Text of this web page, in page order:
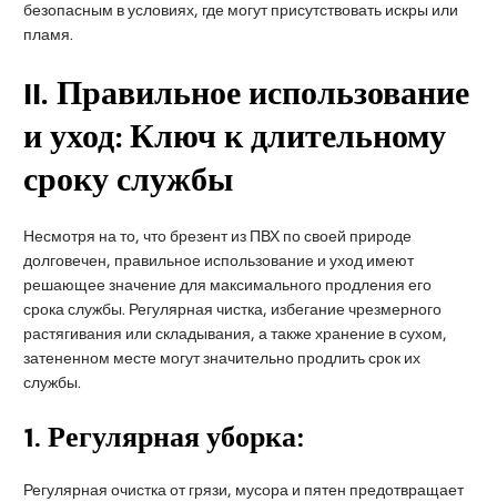
безопасным в условиях, где могут присутствовать искры или
пламя.
II. Правильное использование
и уход: Ключ к длительному
сроку службы
Несмотря на то, что брезент из ПВХ по своей природе
долговечен, правильное использование и уход имеют
решающее значение для максимального продления его
срока службы. Регулярная чистка, избегание чрезмерного
растягивания или складывания, а также хранение в сухом,
затененном месте могут значительно продлить срок их
службы.
1.Регулярная уборка:
Регулярная очистка от грязи, мусора и пятен предотвращает